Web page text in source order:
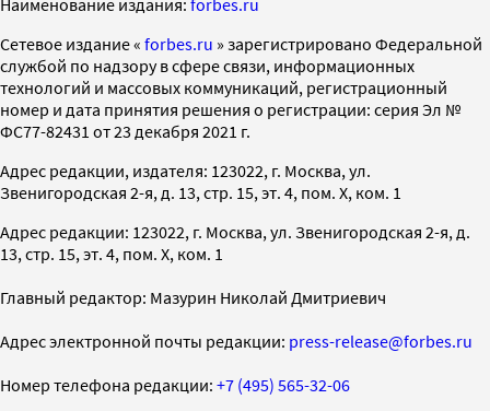
Cетевое издание « forbes.ru » зарегистрировано Федеральной
службой по надзору в сфере связи, информационных
технологий и массовых коммуникаций, регистрационный
номер и дата принятия решения о регистрации: серия Эл №
ФС77-82431 от 23 декабря 2021 г.
Адрес редакции, издателя: 123022, г. Москва, ул.
Звенигородская 2-я, д. 13, стр. 15, эт. 4, пом. X, ком. 1
Адрес редакции: 123022, г. Москва, ул. Звенигородская 2-я, д.
13, стр. 15, эт. 4, пом. X, ком. 1
Главный редактор: Мазурин Николай Дмитриевич
Адрес электронной почты редакции: press-release@forbes.ru
Номер телефона редакции: +7 (495) 565-32-06